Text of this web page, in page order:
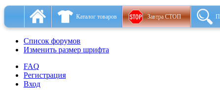
Каталог товаров Завтра СТОП
Список форумов
Изменить размер шрифта
FAQ
Регистрация
Вход